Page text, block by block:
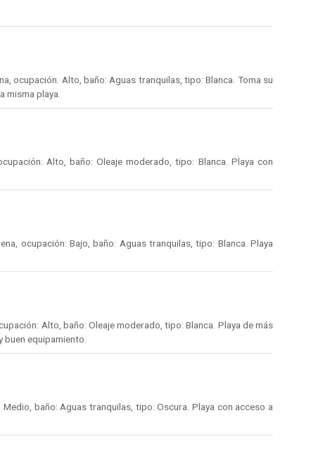
ocupación: Alto, baño: Aguas tranquilas, tipo: Blanca. Toma su
misma playa.
Alto, baño: Oleaje moderado, tipo: Blanca. Playa con
ocupación: Bajo, baño: Aguas tranquilas, tipo: Blanca. Playa
Alto, baño: Oleaje moderado, tipo: Blanca. Playa de más
equipamiento.
baño: Aguas tranquilas, tipo: Oscura. Playa con acceso a